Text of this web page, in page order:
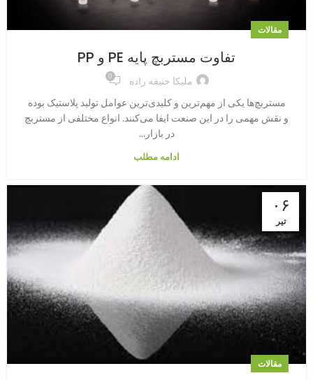
مقالات
تفاوت مستربچ پایه PE و PP
ملیکا حنیفه راده 0
مستربچ‌ها یکی از مهم‌ترین و کلیدی‌ترین عوامل تولید پلاستیک بوده
و نقش مهمی را در این صنعت ایفا می‌کنند. انواع مختلفی از مستربچ
در بازار...
ادامه مطلب
۰۶
تیر
مقالات